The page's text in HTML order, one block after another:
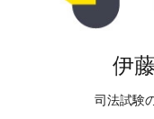
伊
司法試験